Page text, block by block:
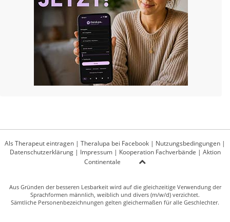
Als Therapeut eintragen | Theralupa bei Facebook | Nutzungsbedingungen |
Datenschutzerklärung| Impressum| Kooperation Fachverbände | Aktion
Continentale
Aus Gründen der besseren Lesbarkeit wird auf die gleichzeitige Verwendung der
Sprachformen männlich, weiblich und divers (m/w/d) verzichtet.
Sämtliche Personenbezeichnungen gelten gleichermaßen für alle Geschlechter.